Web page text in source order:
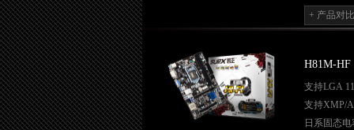
独立音效
独立音频
Q-BOOT引
+ 产品对比
H81M-HF
支持LGA
支持XMP/
日系固态